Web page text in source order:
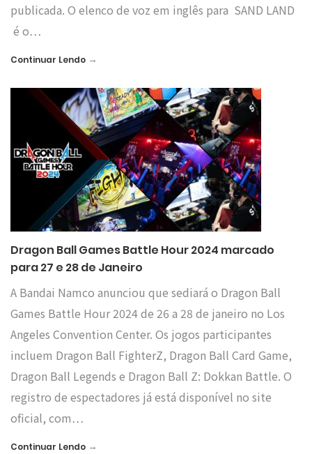
publicada. O elenco de voz em inglês para SAND LAND
é o…
Continuar Lendo →
Dragon Ball Games Battle Hour 2024 marcado
para 27 e 28 de Janeiro
A Bandai Namco anunciou que sediará o Dragon Ball
Games Battle Hour 2024 de 26 a 28 de janeiro no Los
Angeles Convention Center. Os jogos participantes
incluem Dragon Ball FighterZ, Dragon Ball Card Game,
Dragon Ball Legends e Dragon Ball Z: Dokkan Battle. O
registro de espectadores já está disponível no site
oficial, com…
Continuar Lendo →